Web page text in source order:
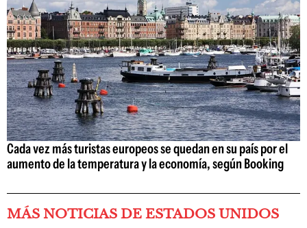
Cada vez más turistas europeos se quedan en su país por el
aumento de la temperatura y la economía, según Booking
MÁS NOTICIAS DE ESTADOS UNIDOS